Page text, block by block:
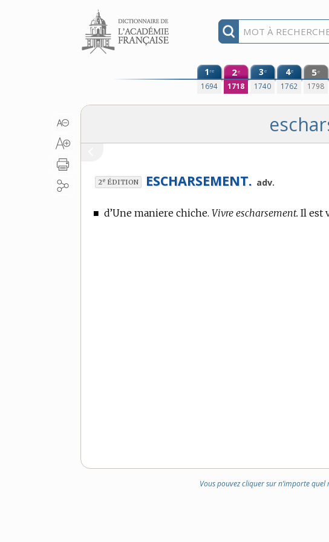
Aller au contenu
1re
1694
2e
1718
3e
1740
4e
1762
5e
1798
2e ÉDITION ESCHARSEMENT. adv.
■ d’Une maniere chiche. Vivre escharsement. Il est
Vous pouvez cliquer sur n’importe